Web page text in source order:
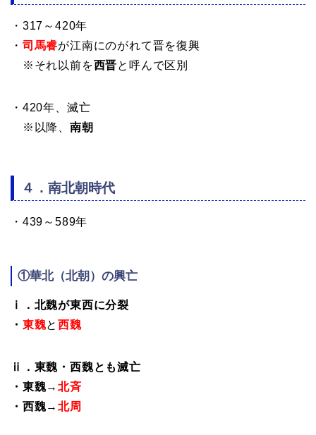
・317～420年
・ 司馬睿が江南にのがれて晋を復興
※それ以前を西晋と呼んで区別
・420年、滅亡
※以降、南朝
４． 南北朝時代
・439～589年
①華北（北朝） の興亡
ⅰ．北魏が東西に分裂
・ 東魏と西魏
ⅱ．東魏・西魏とも滅亡
・東魏→北斉
・西魏→北周